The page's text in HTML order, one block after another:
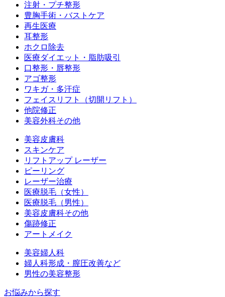
注射・プチ整形
豊胸手術・バストケア
再生医療
耳整形
ホクロ除去
医療ダイエット・脂肪吸引
口整形・唇整形
アゴ整形
ワキガ・多汗症
フェイスリフト（切開リフト）
他院修正
美容外科その他
美容皮膚科
スキンケア
リフトアップ レーザー
ピーリング
レーザー治療
医療脱毛（女性）
医療脱毛（男性）
美容皮膚科その他
傷跡修正
アートメイク
美容婦人科
婦人科形成・膣圧改善など
男性の美容整形
お悩みから探す